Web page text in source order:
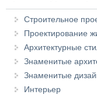
Строительное
Проектирование
Архитектурные
Знаменитые
Знаменитые
Интерьер